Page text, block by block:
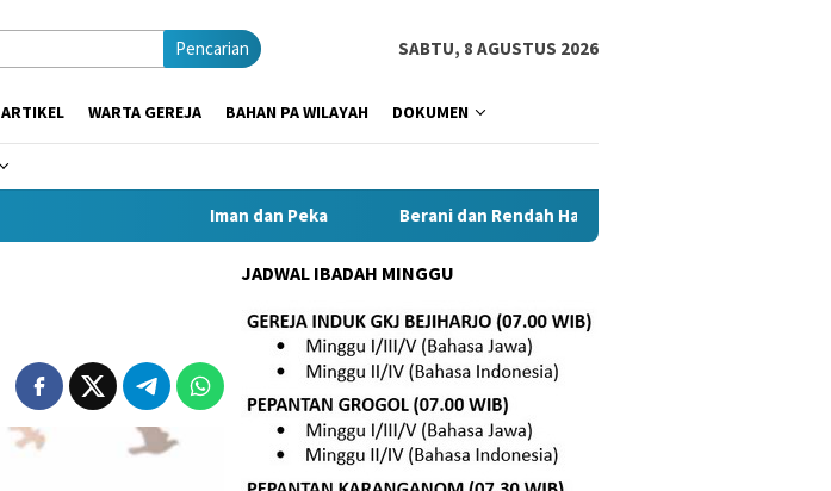
Pencarian SABTU, 8 AGUSTUS 2026
ARTIKEL WARTA GEREJA BAHAN PA WILAYAH DOKUMEN
Iman dan Peka Berani dan Rendah Hati Demi Pelayanan Lebih Baik
JADWAL IBADAH MINGGU